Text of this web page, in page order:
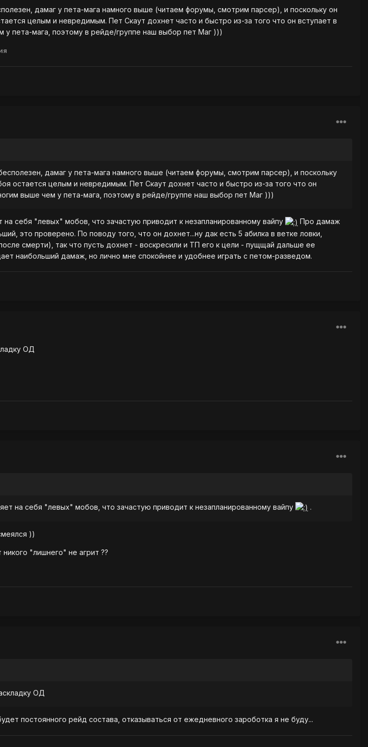
дамаг у пета-мага намного выше (читаем форумы, смотрим парсер), и поскольку он
целым и невредимым. Пет Скаут дохнет часто и быстро из-за того что он вступает в
пета-мага, поэтому в рейде/группе наш выбор пет Маг )))
дамаг у пета-мага намного выше (читаем форумы, смотрим парсер), и поскольку
остается целым и невредимым. Пет Скаут дохнет часто и быстро из-за того что он
выше чем у пета-мага, поэтому в рейде/группе наш выбор пет Маг )))
себя "левых" мобов, что зачастую приводит к незапланированному вайпу
Про дамаж
это проверено. По поводу того, что он дохнет...ну дак есть 5 абилка в ветке ловки,
смерти), так что пусть дохнет - воскресили и ТП его к цели - пущщай дальше ее
наибольший дамаж, но лично мне спокойнее и удобнее играть с петом-разведом.
ОД
на себя "левых" мобов, что зачастую приводит к незапланированному вайпу .
))
"лишнего" не агрит ??
ОД
постоянного рейд состава, отказываться от ежедневного зароботка я не буду...